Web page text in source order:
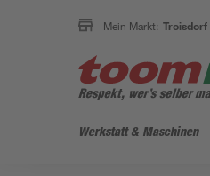
Mein Markt: Troisdorf
Werkstatt & Maschinen